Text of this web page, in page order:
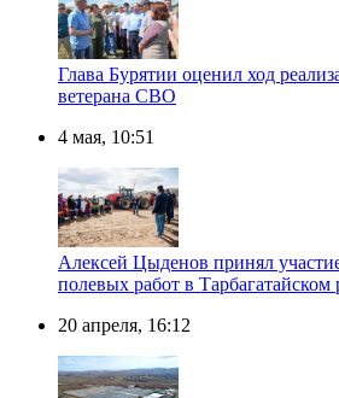
Глава Бурятии оценил ход
ветерана СВО
4 мая, 10:51
Алексей Цыденов принял
полевых работ в Тарбагатайском
20 апреля, 16:12